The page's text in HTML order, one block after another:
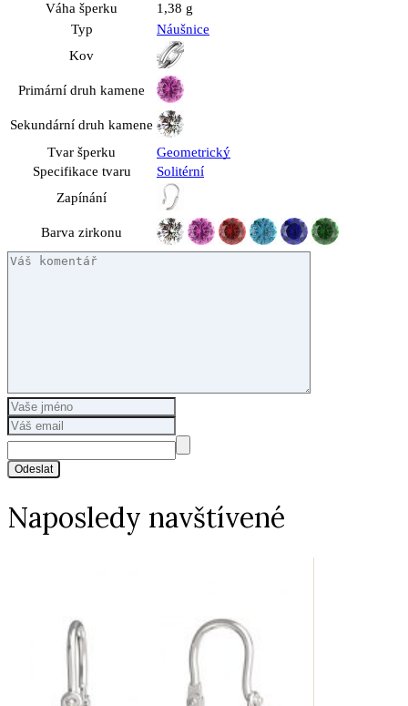
Váha šperku
1,38 g
Typ
Náušnice
Kov
Primární druh kamene
Sekundární druh kamene
Tvar šperku
Geometrický
Specifikace tvaru
Solitérní
Zapínání
Barva zirkonu
Odeslat
Naposledy navštívené